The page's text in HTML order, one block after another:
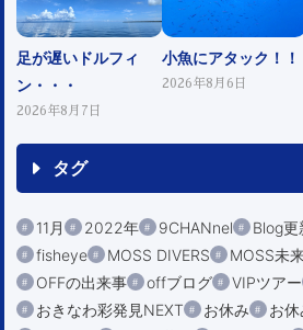
足が遅いドルフィ
ン・・・
2026年8月7日
小魚にアタック！！
2026年8月6日
タグ
11月 2022年 9CHANnel Blog更
fisheye
MOSS DIVERS
MOSS未
OFFの出来事
offブログ VIPツアー
おきなわ彩発見NEXT
お休み お